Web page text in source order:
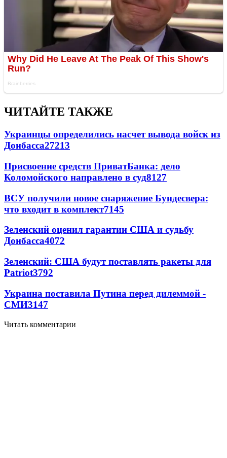
ЧИТАЙТЕ ТАКЖЕ
Украинцы определились насчет вывода войск из
Донбасса27213
Присвоение средств ПриватБанка: дело
Коломойского направлено в суд8127
ВСУ получили новое снаряжение Бундесвера:
что входит в комплект7145
Зеленский оценил гарантии США и судьбу
Донбасса4072
Зеленский: США будут поставлять ракеты для
Patriot3792
Украина поставила Путина перед дилеммой -
СМИ3147
Читать комментарии